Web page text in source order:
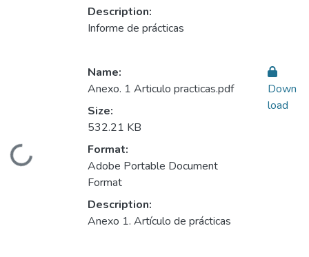
Description:
Informe de prácticas
Loading...
Name:
Anexo. 1 Articulo practicas.pdf
Size:
532.21 KB
Format:
Adobe Portable Document
Format
Description:
Anexo 1. Artículo de prácticas
Down
load